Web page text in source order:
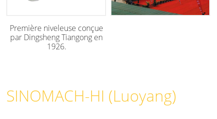
Première niveleuse conçue
par Dingsheng Tiangong en
1926.
SINOMACH-HI (Luoyang)